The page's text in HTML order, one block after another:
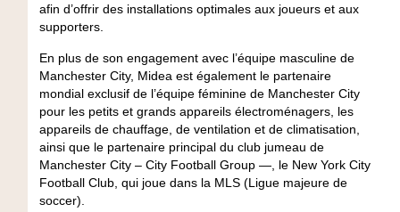
afin d’offrir des installations optimales aux joueurs et aux
supporters.
En plus de son engagement avec l’équipe masculine de
Manchester City, Midea est également le partenaire
mondial exclusif de l’équipe féminine de Manchester City
pour les petits et grands appareils électroménagers, les
appareils de chauffage, de ventilation et de climatisation,
ainsi que le partenaire principal du club jumeau de
Manchester City – City Football Group —, le New York City
Football Club, qui joue dans la MLS (Ligue majeure de
soccer).